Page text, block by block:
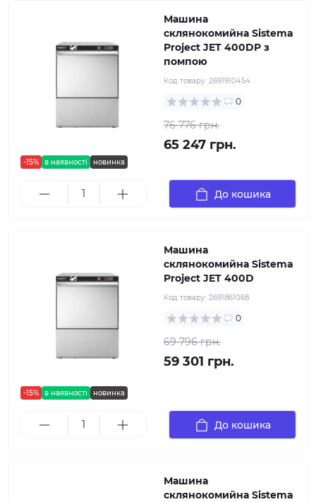
-15% в наявності новинка
Машина
склянокомийна Sistema
Project JET 400DP з
помпою
Код товару: 2691910454
0
76 776 грн.
65 247 грн.
До кошика
-15% в наявності новинка
Машина
склянокомийна Sistema
Project JET 400D
Код товару: 2691861068
0
69 796 грн.
59 301 грн.
До кошика
Машина
склянокомийна Sistema